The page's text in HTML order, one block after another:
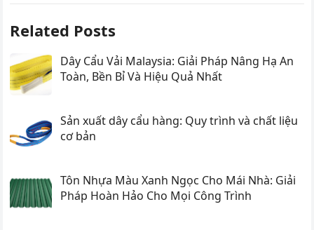
Related Posts
Dây Cẩu Vải Malaysia: Giải Pháp Nâng Hạ An
Toàn, Bền Bỉ Và Hiệu Quả Nhất
Sản xuất dây cẩu hàng: Quy trình và chất liệu
cơ bản
Tôn Nhựa Màu Xanh Ngọc Cho Mái Nhà: Giải
Pháp Hoàn Hảo Cho Mọi Công Trình